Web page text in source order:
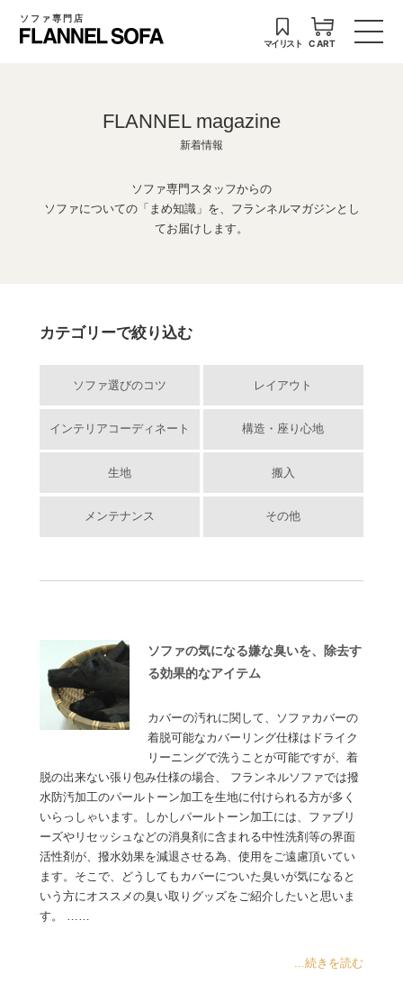
ソファ専門店
マイリスト CART
FLANNEL magazine
新着情報
ソファ専門スタッフからの
ソファについての「まめ知識」を、フランネルマガジンとし
てお届けします。
カテゴリーで絞り込む
ソファ選びのコツ レイアウト
インテリアコーディネート 構造・座り心地
生地 搬入
メンテナンス その他
ソファの気になる嫌な臭いを、除去す
る効果的なアイテム
カバーの汚れに関して、ソファカバーの
着脱可能なカバーリング仕様はドライク
リーニングで洗うことが可能ですが、着
脱の出来ない張り包み仕様の場合、 フランネルソファでは撥
水防汚加工のパールトーン加工を生地に付けられる方が多く
いらっしゃいます。しかしパールトーン加工には、ファブリ
ーズやリセッシュなどの消臭剤に含まれる中性洗剤等の界面
活性剤が、撥水効果を減退させる為、使用をご遠慮頂いてい
ます。そこで、どうしてもカバーについた臭いが気になると
いう方にオススメの臭い取りグッズをご紹介したいと思いま
す。 ……
...続きを読む